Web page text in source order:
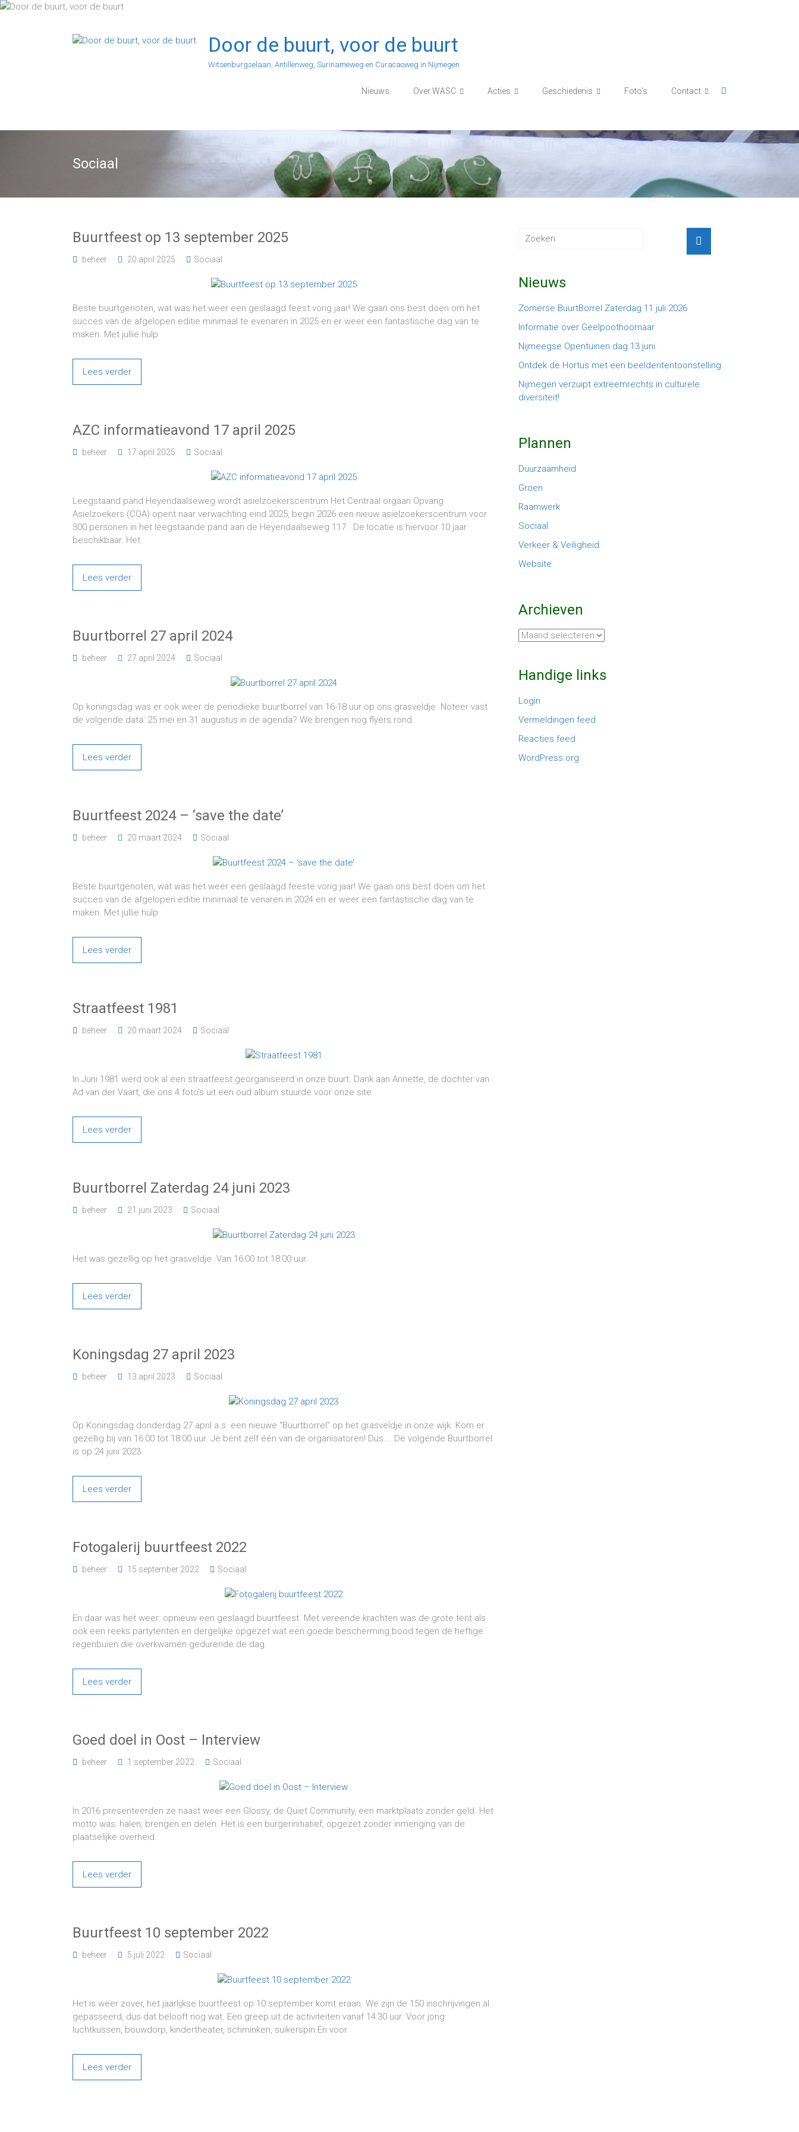
Ga
Door de buurt, voor de buurt
Witsenburgselaan, Antillenweg, Surinameweg en Curacaoweg in Nijmegen
Nieuws Over WASC Acties Geschiedenis Foto’s Contact
Sociaal
Buurtfeest op 13 september 2025
beheer 20 april 2025 Sociaal
Beste buurtgenoten, wat was het weer een geslaagd feest vorig jaar! We gaan ons best doen om het
succes van de afgelopen editie minimaal te evenaren in 2025 en er weer een fantastische dag van te
maken. Met jullie hulp
Lees verder
AZC informatieavond 17 april 2025
beheer 17 april 2025 Sociaal
Leegstaand pand Heyendaalseweg wordt asielzoekerscentrum Het Centraal orgaan Opvang
Asielzoekers (COA) opent naar verwachting eind 2025, begin 2026 een nieuw asielzoekerscentrum voor
300 personen in het leegstaande pand aan de Heyendaalseweg 117. De locatie is hiervoor 10 jaar
beschikbaar. Het
Lees verder
Buurtborrel 27 april 2024
beheer 27 april 2024 Sociaal
Op koningsdag was er ook weer de periodieke buurtborrel van 16-18 uur op ons grasveldje. Noteer vast
de volgende data: 25 mei en 31 augustus in de agenda? We brengen nog flyers rond.
Lees verder
Buurtfeest 2024 – ‘save the date’
beheer 20 maart 2024 Sociaal
Beste buurtgenoten, wat was het weer een geslaagd feeste vorig jaar! We gaan ons best doen om het
succes van de afgelopen editie minimaal te venaren in 2024 en er weer een fantastische dag van te
maken. Met jullie hulp
Lees verder
Straatfeest 1981
beheer 20 maart 2024 Sociaal
In Juni 1981 werd ook al een straatfeest georganiseerd in onze buurt. Dank aan Annette, de dochter van
Ad van der Vaart, die ons 4 foto’s uit een oud album stuurde voor onze site.
Lees verder
Buurtborrel Zaterdag 24 juni 2023
beheer 21 juni 2023 Sociaal
Het was gezellig op het grasveldje. Van 16:00 tot 18:00 uur.
Lees verder
Koningsdag 27 april 2023
beheer 13 april 2023 Sociaal
Op Koningsdag donderdag 27 april a.s. een nieuwe “Buurtborrel” op het grasveldje in onze wijk. Kom er
gezellig bij van 16:00 tot 18:00 uur. Je bent zelf één van de organisatoren! Dus…. De volgende Buurtborrel
is op 24 juni 2023.
Lees verder
Fotogalerij buurtfeest 2022
beheer 15 september 2022 Sociaal
En daar was het weer: opnieuw een geslaagd buurtfeest. Met vereende krachten was de grote tent als
ook een reeks partytenten en dergelijke opgezet wat een goede bescherming bood tegen de heftige
regenbuien die overkwamen gedurende de dag.
Lees verder
Goed doel in Oost – Interview
beheer 1 september 2022 Sociaal
In 2016 presenteerden ze naast weer een Glossy, de Quiet Community, een marktplaats zonder geld. Het
motto was: halen, brengen en delen. Het is een burgerinitiatief, opgezet zonder inmenging van de
plaatselijke overheid.
Lees verder
Buurtfeest 10 september 2022
beheer 5 juli 2022 Sociaal
Het is weer zover, het jaarlijkse buurtfeest op 10 september komt eraan. We zijn de 150 inschrijvingen al
gepasseerd, dus dat belooft nog wat. Een greep uit de activiteiten vanaf 14:30 uur: Voor jong:
luchtkussen, bouwdorp, kindertheater, schminken, suikerspin.En voor
Lees verder
Nieuws
Zomerse BuurtBorrel Zaterdag 11 juli 2026
Informatie over Geelpoothoornaar
Nijmeegse Opentuinen dag 13 juni
Ontdek de Hortus met een beeldententoonstelling
Nijmegen verzuipt extreemrechts in culturele
diversiteit!
Plannen
Duurzaamheid
Groen
Raamwerk
Sociaal
Verkeer & Veiligheid
Website
Archieven
Archieven
Handige links
Login
Vermeldingen feed
Reacties feed
WordPress.org